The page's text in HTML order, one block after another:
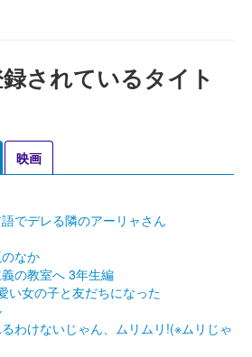
されているタイト
映画
でデレる隣のアーリャさん
なか
の教室へ 3年生編
い女の子と友だちになった
わけないじゃん、ムリムリ!(※ムリじゃ